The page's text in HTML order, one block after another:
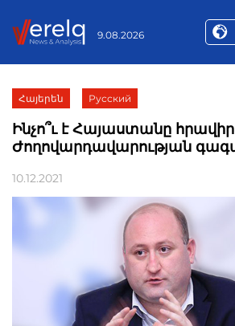
9.08.2026
Հայերեն Русский
Ինչո՞ւ է Հայաստանը
Ժողովարդավարության
10.12.2021